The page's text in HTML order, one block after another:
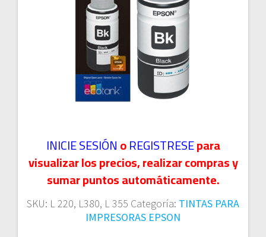
INICIE SESIÓNoREGISTRESEpara
visualizar los precios, realizar compras y
sumar puntos automáticamente.
SKU: L 220, L380, L 355 Categoría: TINTAS PARA
IMPRESORAS EPSON